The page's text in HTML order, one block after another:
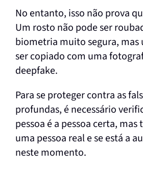
No entanto, isso não prova
Um rosto não pode ser
biometria muito segura, mas
ser copiado com uma
deepfake.
Para se proteger contra as
profundas, é necessário
pessoa é a pessoa certa, mas
uma pessoa real e se está a
neste momento.